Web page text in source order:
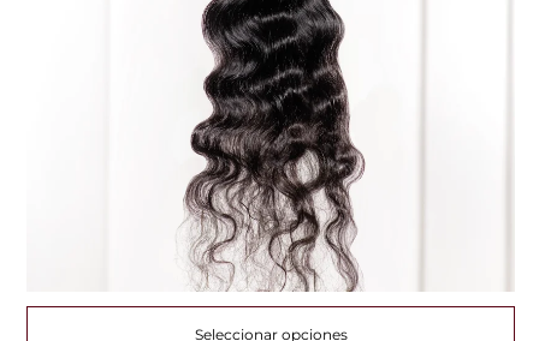
Seleccionar opciones